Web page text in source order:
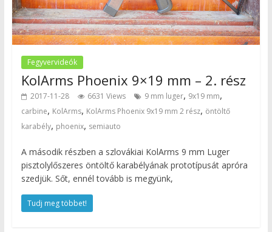
Fegyvervideók
KolArms Phoenix 9×19 mm – 2. rész
2017-11-28 6631 Views 9 mm luger, 9x19 mm,
carbine, KolArms, KolArms Phoenix 9x19 mm 2 rész, öntöltő
karabély, phoenix, semiauto
A második részben a szlovákiai KolArms 9 mm Luger
pisztolylőszeres öntöltő karabélyának prototípusát apróra
szedjük. Sőt, ennél tovább is megyünk,
Tudj meg többet!